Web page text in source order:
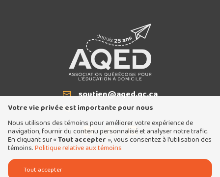
Courriel
soutien@aqed.qc.ca
T
514 940-5334
Tous droits réservés 2026 © Association québécoise pour l'éducation à domicile
Votre vie privée est importante pour nous
Nous utilisons des témoins pour améliorer votre expérience de
navigation, fournir du contenu personnalisé et analyser notre trafic.
En cliquant sur «Tout accepter », vous consentez à l’utilisation des
témoins.Politique relative aux témoins
Tout accepter